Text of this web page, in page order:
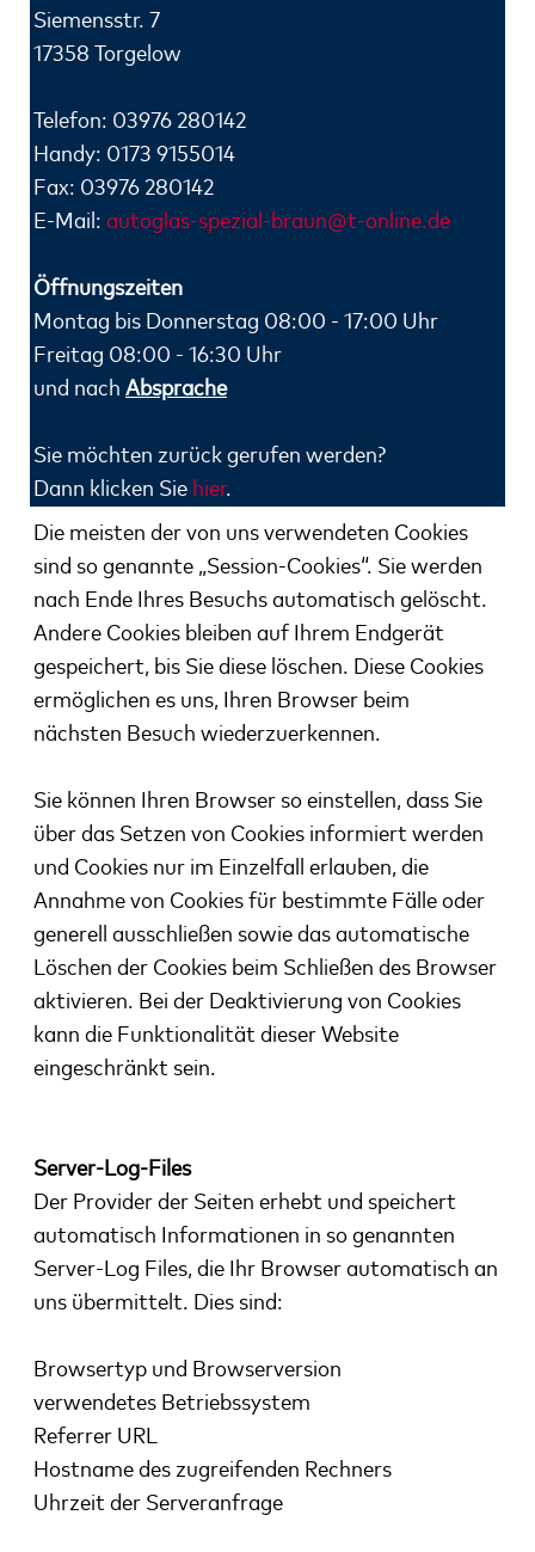
Siemensstr. 7
17358 Torgelow
Telefon: 03976 280142
Handy: 0173 9155014
Fax: 03976 280142
E-Mail: autoglas-spezial-braun@t-online.de
Öffnungszeiten
Montag bis Donnerstag 08:00 - 17:00 Uhr
Freitag 08:00 - 16:30 Uhr
und nach Absprache
Sie möchten zurück gerufen werden?
Dann klicken Sie hier.
Die meisten der von uns verwendeten Cookies
sind so genannte „Session-Cookies“. Sie werden
nach Ende Ihres Besuchs automatisch gelöscht.
Andere Cookies bleiben auf Ihrem Endgerät
gespeichert, bis Sie diese löschen. Diese Cookies
ermöglichen es uns, Ihren Browser beim
nächsten Besuch wiederzuerkennen.
Sie können Ihren Browser so einstellen, dass Sie
über das Setzen von Cookies informiert werden
und Cookies nur im Einzelfall erlauben, die
Annahme von Cookies für bestimmte Fälle oder
generell ausschließen sowie das automatische
Löschen der Cookies beim Schließen des Browser
aktivieren. Bei der Deaktivierung von Cookies
kann die Funktionalität dieser Website
eingeschränkt sein.
Server-Log-Files
Der Provider der Seiten erhebt und speichert
automatisch Informationen in so genannten
Server-Log Files, die Ihr Browser automatisch an
uns übermittelt. Dies sind:
Browsertyp und Browserversion
verwendetes Betriebssystem
Referrer URL
Hostname des zugreifenden Rechners
Uhrzeit der Serveranfrage